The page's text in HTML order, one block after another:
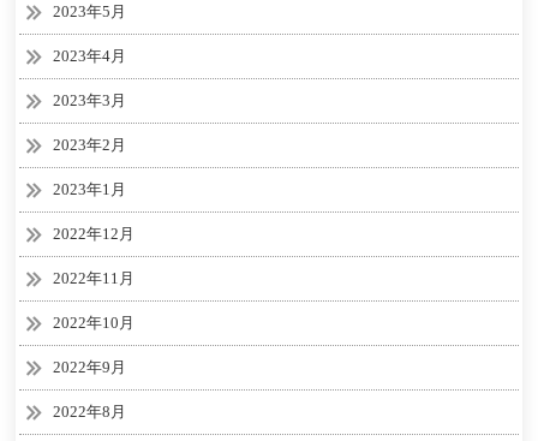
2023年5月
2023年4月
2023年3月
2023年2月
2023年1月
2022年12月
2022年11月
2022年10月
2022年9月
2022年8月